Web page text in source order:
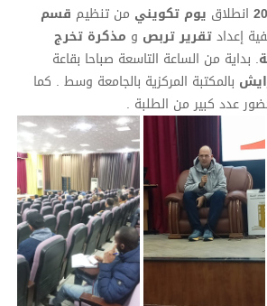
انطلاق يوم تكويني من تنظيم قسم
إعدادتقرير تربص و مذكرة تخرج
. بداية من الساعة التاسعة صباحا بقاعة
بالمكتبة المركزية بالجامعة وسط . كما
عدد كبير من الطلبة .